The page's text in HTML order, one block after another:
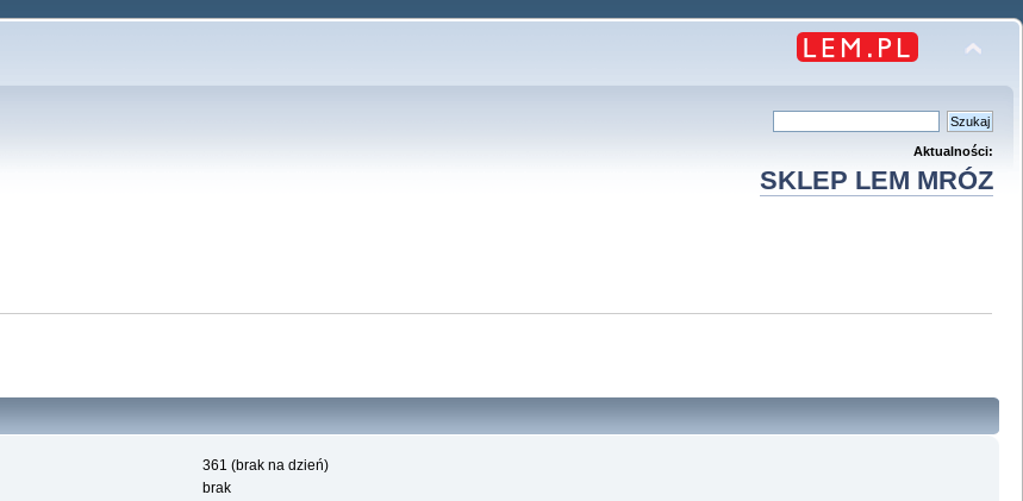
Aktualności:
SKLEP LEM MRÓZ
361 (brak na dzień)
brak